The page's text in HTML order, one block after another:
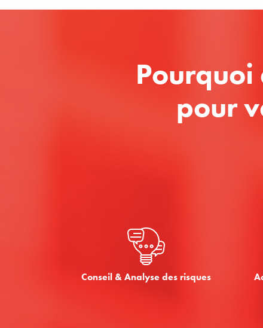
Pourquoi
pour
Conseil & Analyse des risques